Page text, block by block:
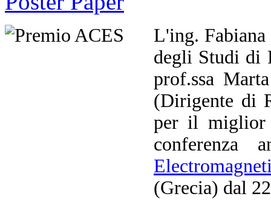
L'ing.
degli Studi di
prof.ssa
(Dirigente di
per il miglior
conferenza
(Grecia) dal